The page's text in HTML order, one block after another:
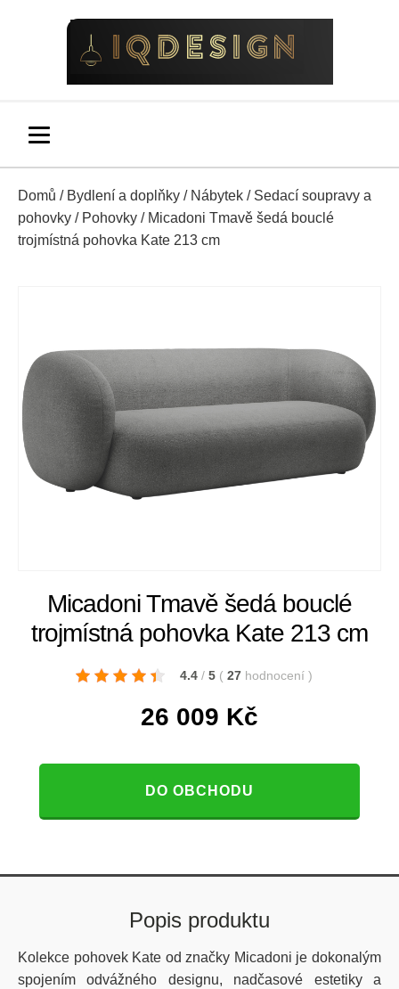
Domů / Bydlení a doplňky / Nábytek / Sedací soupravy a
pohovky / Pohovky / Micadoni Tmavě šedá bouclé
trojmístná pohovka Kate 213 cm
Micadoni Tmavě šedá bouclé
trojmístná pohovka Kate 213 cm
4.4 / 5 ( 27 hodnocení )
26 009 Kč
DO OBCHODU
Popis produktu
Kolekce pohovek Kate od značky Micadoni je dokonalým
spojením odvážného designu, nadčasové estetiky a